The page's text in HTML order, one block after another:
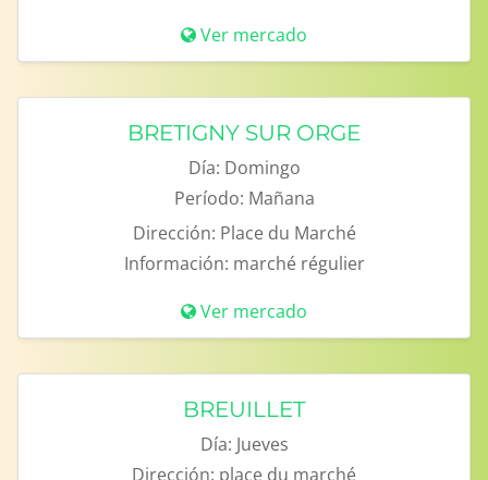
Ver mercado
BRETIGNY SUR ORGE
Día: Domingo
Período: Mañana
Dirección: Place du Marché
Información: marché régulier
Ver mercado
BREUILLET
Día: Jueves
Dirección: place du marché